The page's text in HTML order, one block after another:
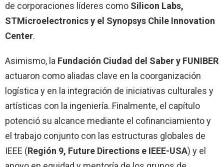
de corporaciones líderes como Silicon Labs,
STMicroelectronics y el Synopsys Chile Innovation
Center.
Asimismo, la Fundación Ciudad del Saber y FUNIBER
actuaron como aliadas clave en la coorganización
logística y en la integración de iniciativas culturales y
artísticas con la ingeniería. Finalmente, el capítulo
potenció su alcance mediante el cofinanciamiento y
el trabajo conjunto con las estructuras globales de
IEEE (Región 9, Future Directions e IEEE-USA) y el